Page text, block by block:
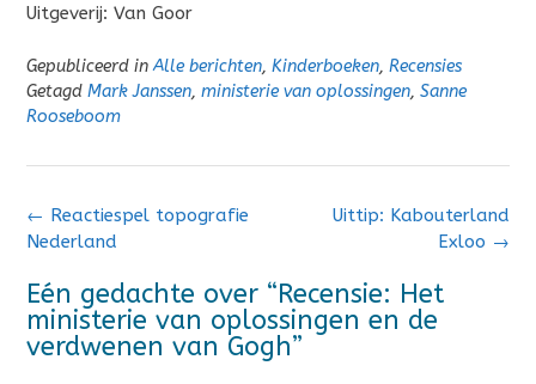
Uitgeverij: Van Goor
Gepubliceerd inAlle berichten, Kinderboeken, Recensies
Getagd Mark Janssen, ministerie van oplossingen, Sanne
Rooseboom
Bericht
navigatie
Uittip: Kabouterland
Exloo →
← Reactiespel topografie
Nederland
Eén gedachte over “Recensie: Het
ministerie van oplossingen en de
verdwenen van Gogh”